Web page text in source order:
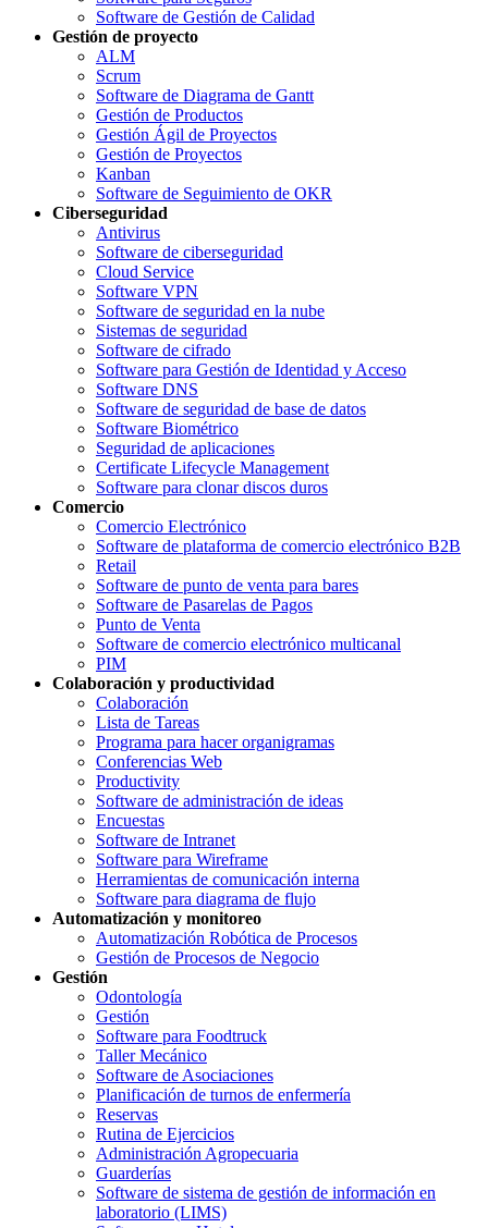
Software de Gestión de Calidad
Gestión de proyecto
ALM
Scrum
Software de Diagrama de Gantt
Gestión de Productos
Gestión Ágil de Proyectos
Gestión de Proyectos
Kanban
Software de Seguimiento de OKR
Ciberseguridad
Antivirus
Software de ciberseguridad
Cloud Service
Software VPN
Software de seguridad en la nube
Sistemas de seguridad
Software de cifrado
Software para Gestión de Identidad y Acceso
Software DNS
Software de seguridad de base de datos
Software Biométrico
Seguridad de aplicaciones
Certificate Lifecycle Management
Software para clonar discos duros
Comercio
Comercio Electrónico
Software de plataforma de comercio electrónico B2B
Retail
Software de punto de venta para bares
Software de Pasarelas de Pagos
Punto de Venta
Software de comercio electrónico multicanal
PIM
Colaboración y productividad
Colaboración
Lista de Tareas
Programa para hacer organigramas
Conferencias Web
Productivity
Software de administración de ideas
Encuestas
Software de Intranet
Software para Wireframe
Herramientas de comunicación interna
Software para diagrama de flujo
Automatización y monitoreo
Automatización Robótica de Procesos
Gestión de Procesos de Negocio
Gestión
Odontología
Gestión
Software para Foodtruck
Taller Mecánico
Software de Asociaciones
Planificación de turnos de enfermería
Reservas
Rutina de Ejercicios
Administración Agropecuaria
Guarderías
Software de sistema de gestión de información en
laboratorio (LIMS)